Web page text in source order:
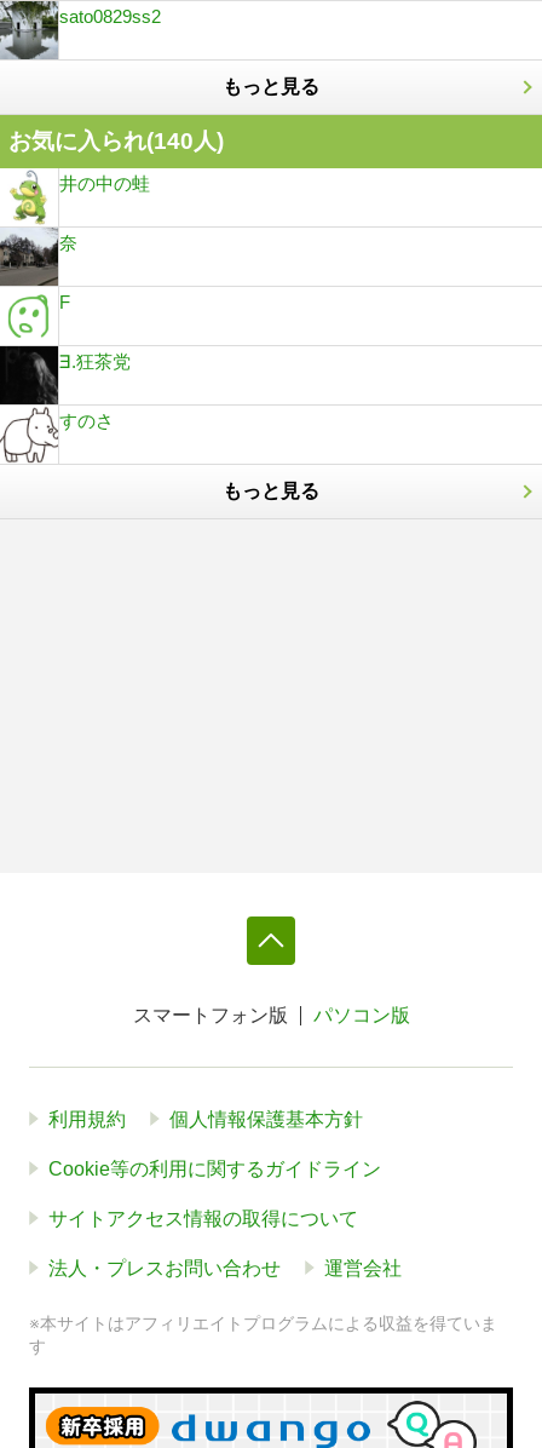
sato0829ss2
もっと見る
お気に入られ(140人)
井の中の蛙
奈
F
∃.狂茶党
すのさ
もっと見る
スマートフォン版 パソコン版
利用規約 個人情報保護基本方針
Cookie等の利用に関するガイドライン
サイトアクセス情報の取得について
法人・プレスお問い合わせ 運営会社
※本サイトはアフィリエイトプログラムによる収益を得ていま
す